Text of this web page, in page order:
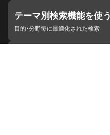
テーマ別検索機能を使う
目的・分野毎に最適化された検索